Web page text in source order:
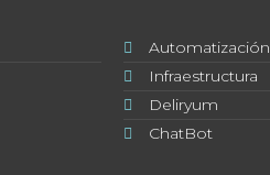
Automatización
Infraestructura
Deliryum
ChatBot